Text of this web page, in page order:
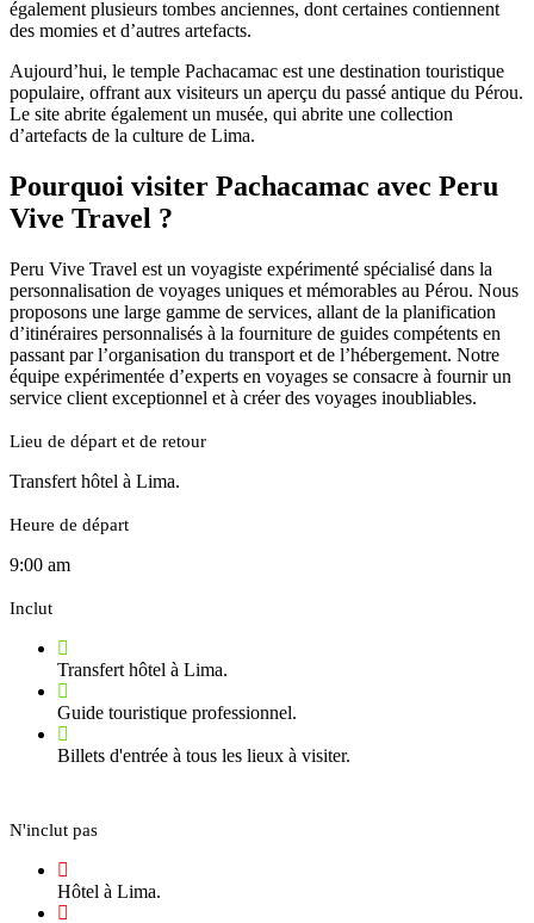
également plusieurs tombes anciennes, dont certaines contiennent
des momies et d’autres artefacts.
Aujourd’hui, le temple Pachacamac est une destination touristique
populaire, offrant aux visiteurs un aperçu du passé antique du Pérou.
Le site abrite également un musée, qui abrite une collection
d’artefacts de la culture de Lima.
Pourquoi visiter Pachacamac avec Peru
Vive Travel ?
Peru Vive Travel est un voyagiste expérimenté spécialisé dans la
personnalisation de voyages uniques et mémorables au Pérou. Nous
proposons une large gamme de services, allant de la planification
d’itinéraires personnalisés à la fourniture de guides compétents en
passant par l’organisation du transport et de l’hébergement. Notre
équipe expérimentée d’experts en voyages se consacre à fournir un
service client exceptionnel et à créer des voyages inoubliables.
Lieu de départ et de retour
Transfert hôtel à Lima.
Heure de départ
9:00 am
Inclut
Transfert hôtel à Lima.
Guide touristique professionnel.
Billets d'entrée à tous les lieux à visiter.
N'inclut pas
Hôtel à Lima.